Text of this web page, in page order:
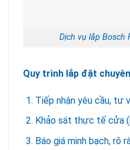
Dịch vụ lắp Bosch
Quy trình lắp đặt
Tiếp nhận yêu cầu, tư
Khảo sát thực tế cửa
Báo giá minh bạch, rõ